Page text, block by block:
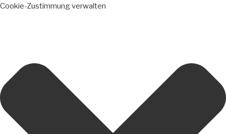
Cookie-Zustimmung verwalten